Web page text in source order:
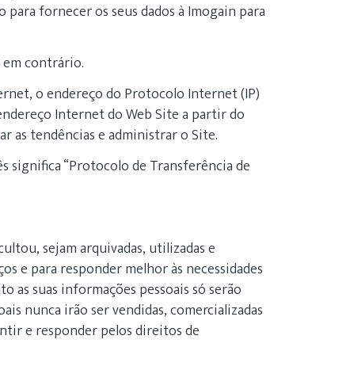
fornecer os seus dados à Imogain para
contrário.
o endereço do Protocolo Internet (IP)
Internet do Web Site a partir do
as tendências e administrar o Site.
significa “Protocolo de Transferência de
sejam arquivadas, utilizadas e
e para responder melhor às necessidades
suas informações pessoais só serão
nunca irão ser vendidas, comercializadas
e responder pelos direitos de